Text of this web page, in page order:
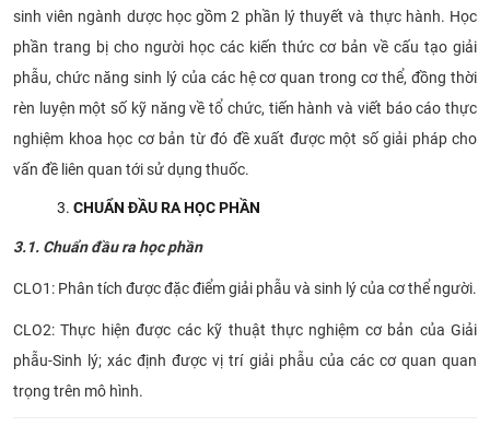
sinh viên ngành dược học gồm 2 phần lý thuyết và thực hành. Học
phần trang bị cho người học các kiến thức cơ bản về cấu tạo giải
phẫu, chức năng sinh lý của các hệ cơ quan trong cơ thể, đồng thời
rèn luyện một số kỹ năng về tổ chức, tiến hành và viết báo cáo thực
nghiệm khoa học cơ bản từ đó đề xuất được một số giải pháp cho
vấn đề liên quan tới sử dụng thuốc.
CHUẨN ĐẦU RA HỌC PHẦN
3.1. Chuẩn đầu ra học phần
CLO1: Phân tích được đặc điểm giải phẫu và sinh lý của cơ thể người.
CLO2: Thực hiện được các kỹ thuật thực nghiệm cơ bản của Giải
phẫu-Sinh lý; xác định được vị trí giải phẫu của các cơ quan quan
trọng trên mô hình.